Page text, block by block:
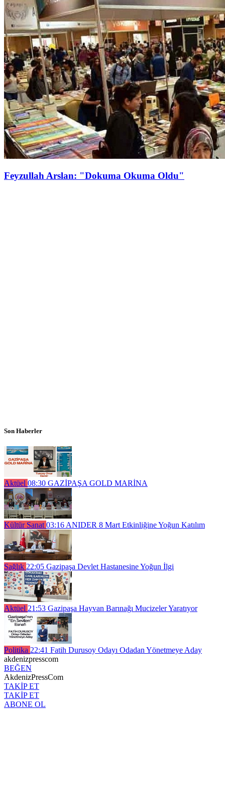
Feyzullah Arslan: "Dokuma Okuma Oldu"
Son Haberler
Aktüel 08:30 GAZİPAŞA GOLD MARİNA
Kültür Sanat 03:16 ANIDER 8 Mart Etkinliğine Yoğun Katılım
Sağlık 22:05 Gazipaşa Devlet Hastanesine Yoğun İlgi
Aktüel 21:53 Gazipaşa Hayvan Barınağı Mucizeler Yaratıyor
Politika 22:41 Fatih Durusoy Odayı Odadan Yönetmeye Aday
akdenizpresscom
BEĞEN
AkdenizPressCom
TAKİP ET
TAKİP ET
ABONE OL